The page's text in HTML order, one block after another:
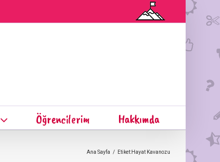
Öğrencilerim Hakkımda
Ana Sayfa / Etiket:Hayat Kavanozu